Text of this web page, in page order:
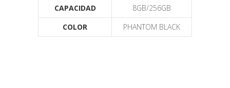
CAPACIDAD
8GB/256GB
COLOR
PHANTOM BLACK